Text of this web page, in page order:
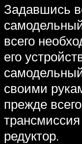
Задавшись
всего
его
своими
прежде
редуктор.